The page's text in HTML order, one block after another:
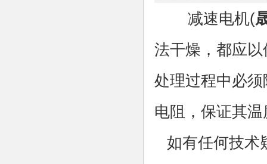
减速电机(
法干燥，都应
处理过程中必
电阻，保证其
如有任何技术